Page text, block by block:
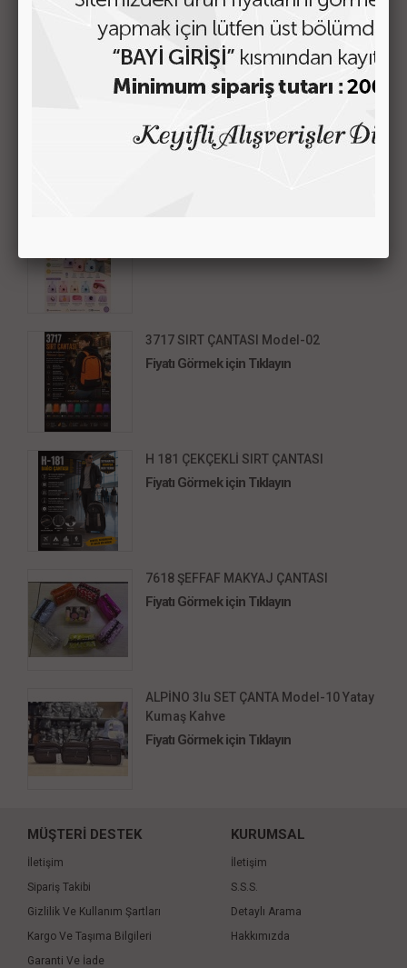
BENZER ÜRÜNLER
C-09 ÇOCUK SIRT ÇANTASI
Fiyatı Görmek için Tıklayın
3717 SIRT ÇANTASI Model-02
Fiyatı Görmek için Tıklayın
H 181 ÇEKÇEKLİ SIRT ÇANTASI
Fiyatı Görmek için Tıklayın
7618 ŞEFFAF MAKYAJ ÇANTASI
Fiyatı Görmek için Tıklayın
ALPİNO 3lu SET ÇANTA Model-10 Yatay
Kumaş Kahve
Fiyatı Görmek için Tıklayın
MÜŞTERİ DESTEK
İletişim
Sipariş Takibi
Gizlilik Ve Kullanım Şartları
Kargo Ve Taşıma Bilgileri
Garanti Ve İade
KURUMSAL
İletişim
S.S.S.
Detaylı Arama
Hakkımızda